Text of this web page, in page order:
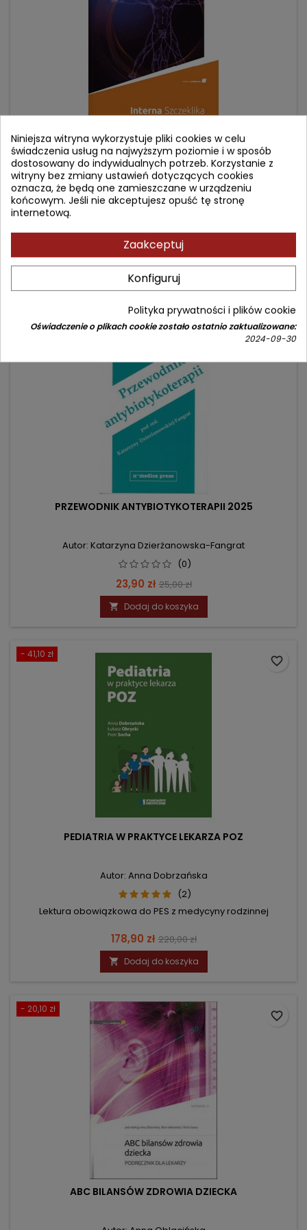
INTERNA SZCZEKLIKA 2025
Autor: Andrzej Szczeklik
Cena
279,90 złCena
podstawowa
320,00 zł
Dodaj do koszyka
- 1,10 zł
PRZEWODNIK ANTYBIOTYKOTERAPII 2025
Autor: Katarzyna Dzierżanowska-Fangrat
(0)
Cena
23,90 zł Cena
podstawowa
25,00 zł
 Dodaj do koszyka
favorite_border
- 41,10 zł
PEDIATRIA W PRAKTYCE LEKARZA POZ
Autor: Anna Dobrzańska
(2)
Lektura obowiązkowa do PES z medycyny rodzinnej
Cena
178,90 zł Cena
podstawowa
220,00 zł
 Dodaj do koszyka
favorite_border
- 20,10 zł
ABC BILANSÓW ZDROWIA DZIECKA
favorite_border
Niniejsza witryna wykorzystuje pliki cookies w celu
świadczenia usług na najwyższym poziomie i w sposób
dostosowany do indywidualnych potrzeb. Korzystanie z
witryny bez zmiany ustawień dotyczących cookies
oznacza, że będą one zamieszczane w urządzeniu
końcowym. Jeśli nie akceptujesz opuść tę stronę
internetową.
Zaakceptuj
Konfiguruj
Polityka prywatności i plików cookie
Oświadczenie o plikach cookie zostało ostatnio zaktualizowane:
2024-09-30